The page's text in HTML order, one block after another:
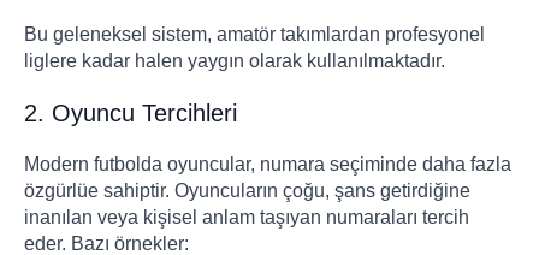
Bu geleneksel sistem, amatör takımlardan profesyonel
liglere kadar halen yaygın olarak kullanılmaktadır.
2. Oyuncu Tercihleri
Modern futbolda oyuncular, numara seçiminde daha fazla
özgürlüe sahiptir. Oyuncuların çoğu, şans getirdiğine
inanılan veya kişisel anlam taşıyan numaraları tercih
eder. Bazı örnekler: